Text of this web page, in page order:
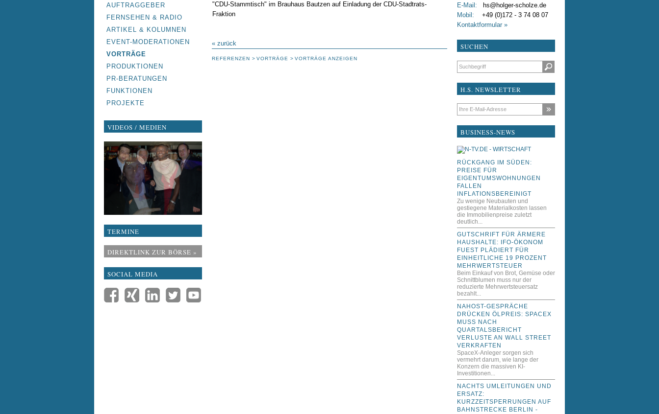
testxdddfdf
Liebe Kollegen
"CDU-Stammtisch" im Brauhaus Bautzen auf Einladung der CDU-Stadtrats-
Fraktion
« zurück
REFERENZEN VORTRÄGE VORTRÄGE ANZEIGEN
NAVIGATION
ÜBERSPRINGEN
AUFTRAGGEBER
FERNSEHEN & RADIO
ARTIKEL & KOLUMNEN
EVENT-MODERATIONEN
VORTRÄGE
PRODUKTIONEN
PR-BERATUNGEN
FUNKTIONEN
PROJEKTE
VIDEOS / MEDIEN
TERMINE
DIREKTLINK ZUR BÖRSE »
SOCIAL MEDIA
E-Mail:
hs@holger-scholze.de
Mobil: +49 (0)172 - 3 74 08 07
Kontaktformular »
SUCHEN
Suchbegriffe
H.S. NEWSLETTER
E-Mail-Adresse
BUSINESS-NEWS
RÜCKGANG IM SÜDEN:
PREISE FÜR
EIGENTUMSWOHNUNGEN
FALLEN
INFLATIONSBEREINIGT
Zu wenige Neubauten und
gestiegene Materialkosten lassen
die Immobilienpreise zuletzt
deutlich...
GUTSCHRIFT FÜR ÄRMERE
HAUSHALTE: IFO-ÖKONOM
FUEST PLÄDIERT FÜR
EINHEITLICHE 19 PROZENT
MEHRWERTSTEUER
Beim Einkauf von Brot, Gemüse oder
Schnittblumen muss nur der
reduzierte Mehrwertsteuersatz
bezahlt...
NAHOST-GESPRÄCHE
DRÜCKEN ÖLPREIS: SPACEX
MUSS NACH
QUARTALSBERICHT
VERLUSTE AN WALL STREET
VERKRAFTEN
SpaceX-Anleger sorgen sich
vermehrt darum, wie lange der
Konzern die massiven KI-
Investitionen...
NACHTS UMLEITUNGEN UND
ERSATZ:
KURZZEITSPERRUNGEN AUF
BAHNSTRECKE BERLIN -